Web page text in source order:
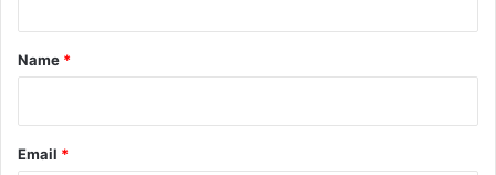
*
Name *
Email *